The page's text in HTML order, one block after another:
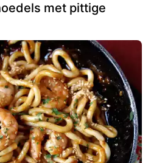
met pittige